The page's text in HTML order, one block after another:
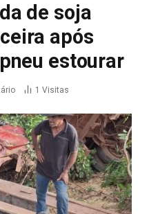
de soja
após
estourar
1 Visitas